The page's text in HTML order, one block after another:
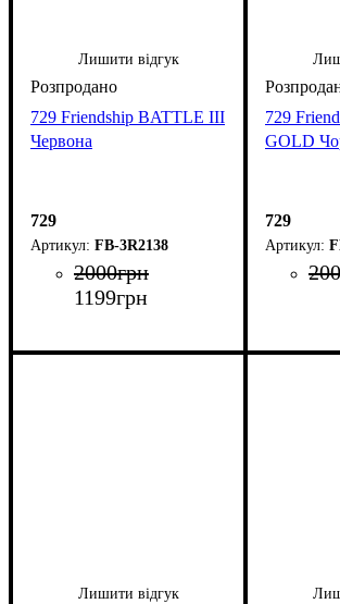
Лишити відгук
729 Friendship BATTLE III
Червона
729
FB-3R2138
2000грн
1199грн
729
GOLD
729
Лишити відгук